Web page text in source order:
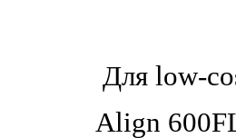
Для low-
Align